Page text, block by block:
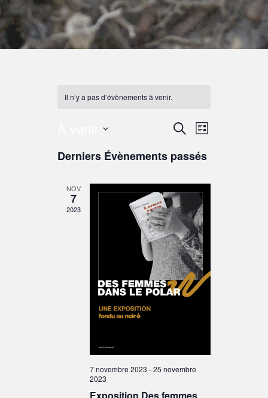
Il n’y a pas d’évènements à venir.
Recherche
navigation
de
vues
Évènements
RechercheNavigation
vues
Liste
une
Derniers Évènements passés
NOV
7
2023
7 novembre 2023 -25 novembre
2023